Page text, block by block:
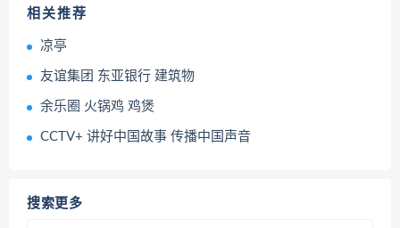
相关推荐
凉亭
友谊集团 东亚银行 建筑物
余乐圈 火锅鸡 鸡煲
CCTV+ 讲好中国故事 传播中国声音
搜索更多